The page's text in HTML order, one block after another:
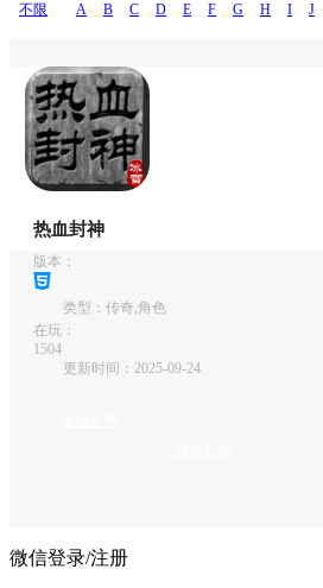
不限 A B C D E F G H I J
热血封神
版本：
类型： 传奇,角色
在玩：
1504
更新时间： 2025-09-24
微信登录/注册